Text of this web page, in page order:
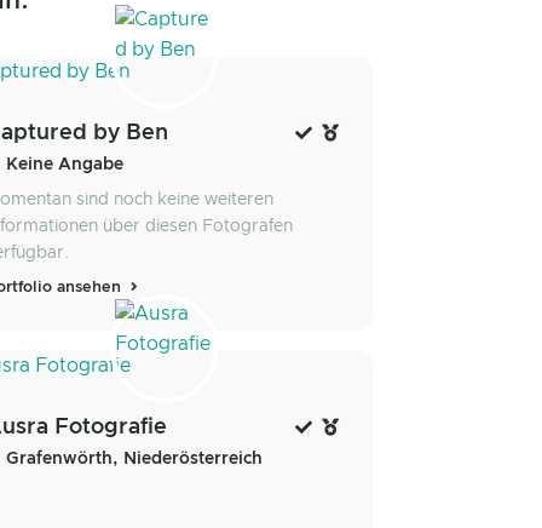
by Ben
Keine Angabe
sind noch keine weiteren
über diesen Fotografen
ansehen
Fotografie
Grafenwörth, Niederösterreich